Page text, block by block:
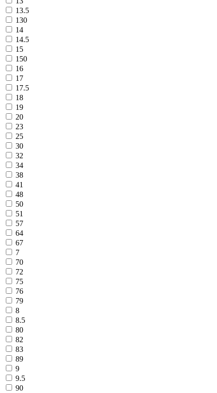
13.5
130
14
14.5
15
150
16
17
17.5
18
19
20
23
25
30
32
34
38
41
48
50
51
57
64
67
7
70
72
75
76
79
8
8.5
80
82
83
89
9
9.5
90